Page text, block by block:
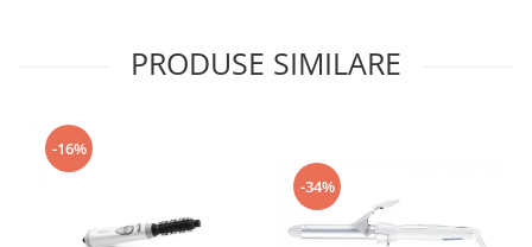
PRODUSE SIMILARE
-16%
-34%